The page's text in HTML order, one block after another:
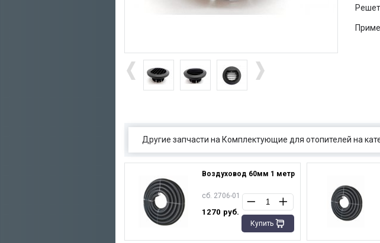
Другие запчасти на Комплектующие для отопителей на
Воздуховод 60мм 1 метр
сб. 2706-01
1270 руб.
Купить